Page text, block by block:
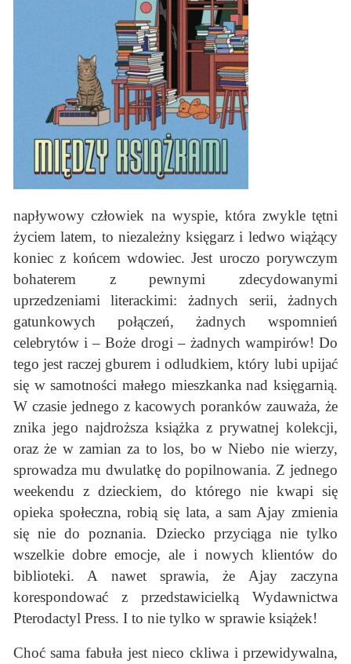
napływowy człowiek na wyspie, która zwykle tętni
życiem latem, to niezależny księgarz i ledwo wiążący
koniec z końcem wdowiec. Jest uroczo porywczym
bohaterem z pewnymi zdecydowanymi
uprzedzeniami literackimi: żadnych serii, żadnych
gatunkowych połączeń, żadnych wspomnień
celebrytów i – Boże drogi – żadnych wampirów! Do
tego jest raczej gburem i odludkiem, który lubi upijać
się w samotności małego mieszkanka nad księgarnią.
W czasie jednego z kacowych poranków zauważa, że
znika jego najdroższa książka z prywatnej kolekcji,
oraz że w zamian za to los, bo w Niebo nie wierzy,
sprowadza mu dwulatkę do popilnowania. Z jednego
weekendu z dzieckiem, do którego nie kwapi się
opieka społeczna, robią się lata, a sam Ajay zmienia
się nie do poznania. Dziecko przyciąga nie tylko
wszelkie dobre emocje, ale i nowych klientów do
biblioteki. A nawet sprawia, że Ajay zaczyna
korespondować z przedstawicielką Wydawnictwa
Pterodactyl Press. I to nie tylko w sprawie książek!
Choć sama fabuła jest nieco ckliwa i przewidywalna,